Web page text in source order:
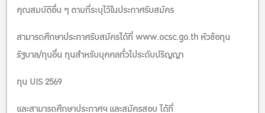
คุณสมบัติอื่น ๆ ตามที่ระบุไว้ในประกาศรับสมัคร
สามารถศึกษาประกาศรับสมัครได้ที่ www.ocsc.go.th หัวข้อทุน
รัฐบาล/ทุนอื่น ทุนสำหรับบุคคลทั่วไประดับปริญญา
ทุน UIS 2569
และสามารถศึกษาประกาศฯ และสมัครสอบ ได้ที่